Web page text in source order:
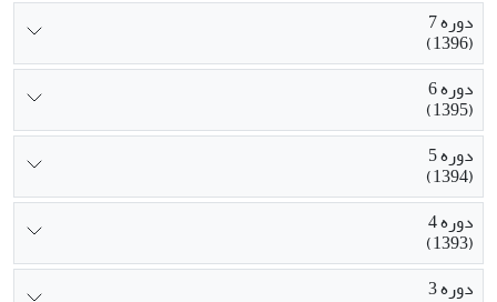
دوره 7
(1396)
دوره 6
(1395)
دوره 5
(1394)
دوره 4
(1393)
دوره 3